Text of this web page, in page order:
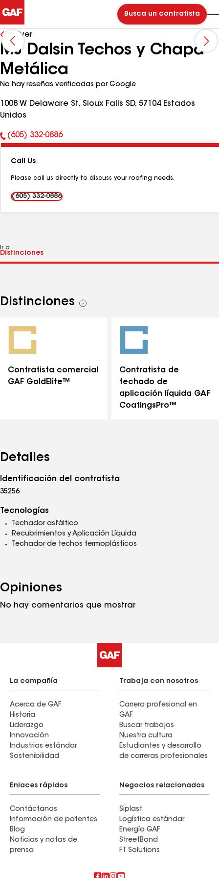
Busca un contratista
Volver
MJ Dalsin Techos y Chapa
Metálica
No hay reseñas verificadas por Google
1008 W Delaware St, Sioux Falls SD, 57104 Estados
Unidos
Número
teléfono:
(605) 332-0886
Call Us
Please call us directly to discuss your roofing needs.
(605) 332-0886
Ir a
Distinciones
Ver
distinciones
Contratista comercial
GAF GoldElite™
Contratista de
techado de
aplicación líquida GAF
CoatingsPro™
Detalles
Identificación del contratista
35256
Tecnologías
Techador asfáltico
Recubrimientos y Aplicación Líquida
Techador de techos termoplásticos
Opiniones
No hay comentarios que mostrar
La compañía
Acerca de GAF
Historia
Liderazgo
Innovación
Industrias estándar
Sostenibilidad
Trabaja con nosotros
Carrera profesional en
GAF
Buscar trabajos
Nuestra cultura
Estudiantes y desarrollo
de carreras profesionales
Enlaces rápidos
Contáctanos
Información de patentes
Blog
Noticias y notas de
prensa
Negocios relacionados
Siplast
Logística estándar
Energía GAF
StreetBond
FT Solutions